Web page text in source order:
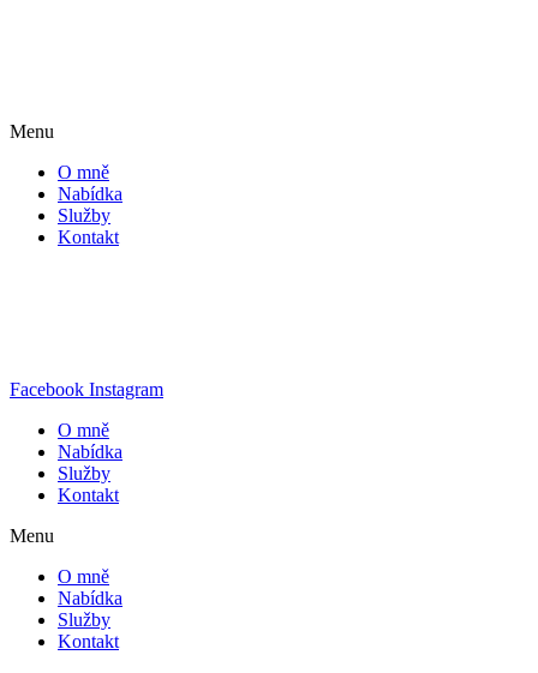
Menu
O mně
Nabídka
Služby
Kontakt
Facebook Instagram
O mně
Nabídka
Služby
Kontakt
Menu
O mně
Nabídka
Služby
Kontakt